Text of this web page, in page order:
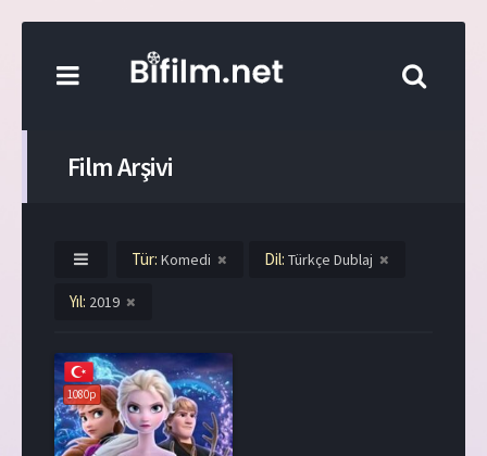
Film Arşivi
Tür: Komedi Dil: Türkçe Dublaj
Yıl: 2019
1080p